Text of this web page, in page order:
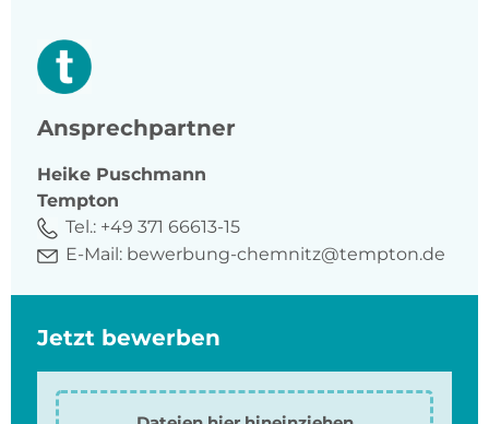
Ansprechpartner
Heike Puschmann
Tempton
Tel.: +49 371 66613-15
E-Mail: bewerbung-chemnitz@tempton.de
Jetzt bewerben